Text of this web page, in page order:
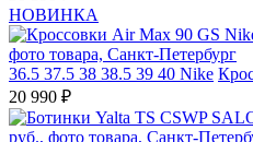
НОВИНКА
36.5 37.5 38 38.5 39 40 Nike
20 990 ₽